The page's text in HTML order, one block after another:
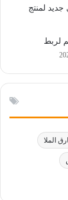
جديد لمنتج
لربط
الملا